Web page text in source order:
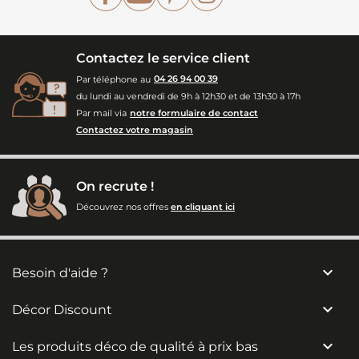
Contactez le service client
Par téléphone au 04 26 94 00 39
du lundi au vendredi de 9h à 12h30 et de 13h30 à 17h
Par mail via notre formulaire de contact
Contactez votre magasin
On recrute !
Découvrez nos offres en cliquant ici
Besoin d'aide ? 
Décor Discount 
Les produits déco de qualité à prix bas 